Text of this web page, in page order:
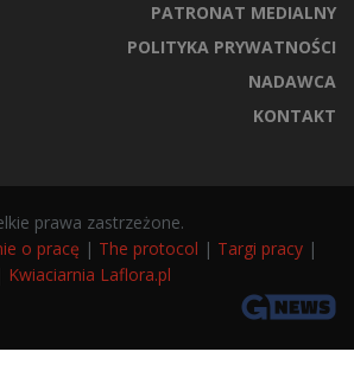
PATRONAT MEDIALNY
POLITYKA PRYWATNOŚCI
NADAWCA
KONTAKT
prawa zastrzeżone.
o pracę | The protocol | Targi pracy |
Kwiaciarnia Laflora.pl